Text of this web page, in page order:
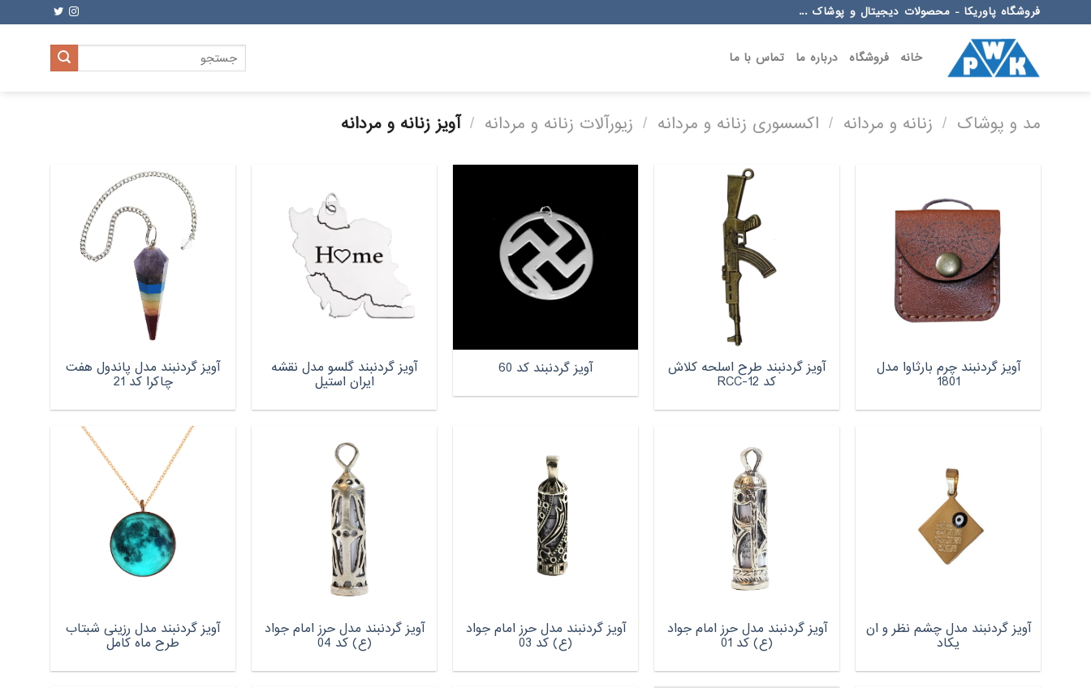
to
فروشگاه پاوریکا - محصولات دیجیتال و پوشاک ...
خانه فروشگاه درباره ما تماس با ما
جستجو
برای:
مد و پوشاک / زنانه و مردانه / اکسسوری زنانه و مردانه / زیورآلات زنانه و مردانه / آویز زنانه و مردانه
آویز گردنبند چرم بارثاوا مدل
1801
آویز گردنبند طرح اسلحه کلاش
کد RCC-12
آویز گردنبند کد 60 آویز گردنبند گلسو مدل نقشه
ایران استیل
آویز گردنبند مدل پاندول هفت
چاکرا کد 21
آویز گردنبند مدل چشم نظر و ان
یکاد
آویز گردنبند مدل حرز امام جواد
(ع) کد 01
آویز گردنبند مدل حرز امام جواد
(ع) کد 03
آویز گردنبند مدل حرز امام جواد
(ع) کد 04
آویز گردنبند مدل رزینی شبتاب
طرح ماه کامل